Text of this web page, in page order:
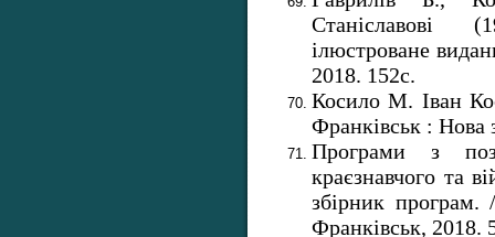
Станіславові
ілюстроване
2018. 152с.
Косило М. Іван
Франківськ : Нова
Програми з
краєзнавчого та
збірник
Франківськ, 2018.